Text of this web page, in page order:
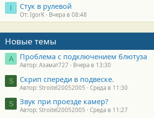
I Стук в рулевой
От: IgorK Вчера в 08:48
Новые темы
А Проблема с подключением блютуза
Автор: Азамат727 Вчера в 13:30
S Скрип спереди в подвеске.
Автор: Stroitel20052005 Среда в 11:30
S Звук при проезде камер?
Автор: Stroitel20052005 Среда в 11:27